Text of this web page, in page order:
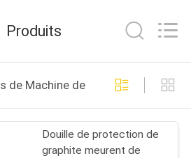
de coulée
de cuivre
47
Produits
de Machine de moulage
Douille de protection de
graphite meurent de